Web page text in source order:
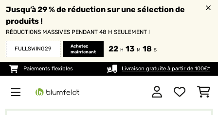
Jusqu’à 29 % de réduction sur une sélection de
produits !
RÉDUCTIONS MASSIVES PENDANT 48 H SEULEMENT !
FULLSWING29
Achetez
maintenant
22 H 13 M 17 S
Paiements flexibles Livraison gratuite à partir de 100€*